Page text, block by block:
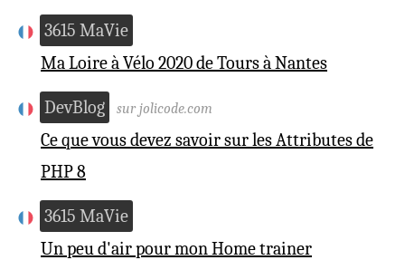
3615 MaVie
Ma Loire à Vélo 2020 de Tours à Nantes
DevBlog sur jolicode.com
Ce que vous devez savoir sur les Attributes de
PHP 8
3615 MaVie
Un peu d'air pour mon Home trainer